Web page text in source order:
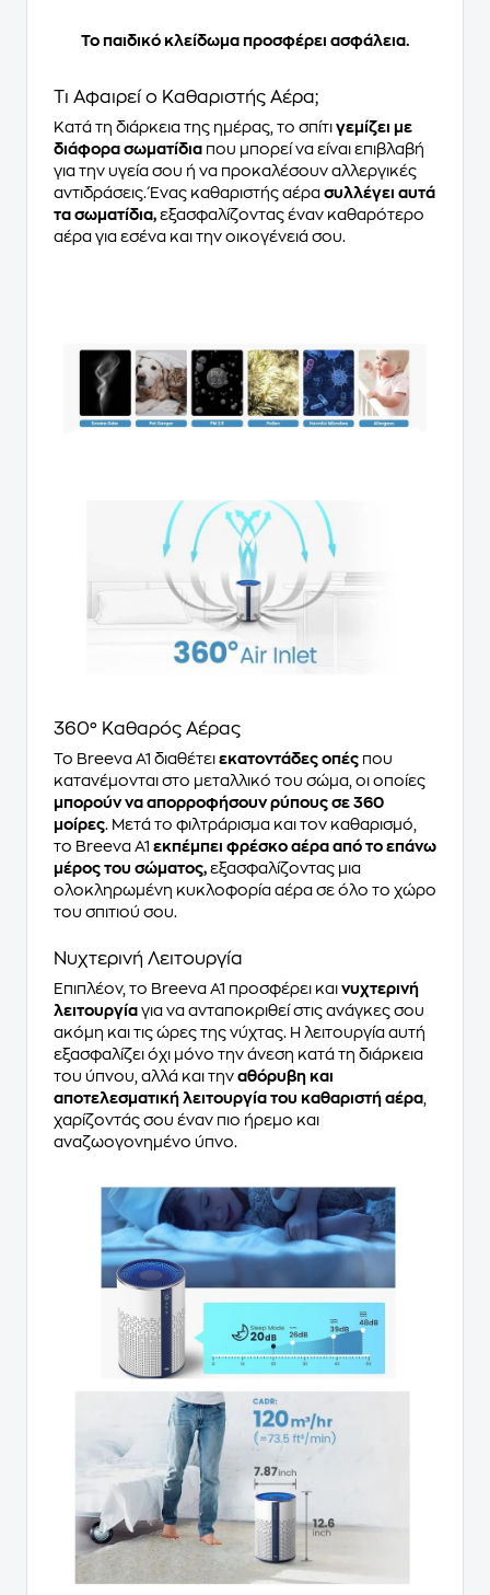
Το παιδικό κλείδωμα προσφέρει ασφάλεια.
Τι Αφαιρεί ο Καθαριστής Αέρα;
Κατά τη διάρκεια της ημέρας, το σπίτι γεμίζει με
διάφορα σωματίδια που μπορεί να είναι επιβλαβή
για την υγεία σου ή να προκαλέσουν αλλεργικές
αντιδράσεις. Ένας καθαριστής αέρα συλλέγει αυτά
τα σωματίδια, εξασφαλίζοντας έναν καθαρότερο
αέρα για εσένα και την οικογένειά σου.
360° Καθαρός Αέρας
Το Breeva A1 διαθέτει εκατοντάδες οπές που
κατανέμονται στο μεταλλικό του σώμα, οι οποίες
μπορούν να απορροφήσουν ρύπους σε 360
μοίρες . Μετά το φιλτράρισμα και τον καθαρισμό,
το Breeva A1 εκπέμπει φρέσκο αέρα από το επάνω
μέρος του σώματος, εξασφαλίζοντας μια
ολοκληρωμένη κυκλοφορία αέρα σε όλο το χώρο
του σπιτιού σου.
Νυχτερινή Λειτουργία
Επιπλέον, το Breeva A1 προσφέρει και νυχτερινή
λειτουργία για να ανταποκριθεί στις ανάγκες σου
ακόμη και τις ώρες της νύχτας. Η λειτουργία αυτή
εξασφαλίζει όχι μόνο την άνεση κατά τη διάρκεια
του ύπνου, αλλά και την αθόρυβη και
αποτελεσματική λειτουργία του καθαριστή αέρα
χαρίζοντάς σου έναν πιο ήρεμο και
αναζωογονημένο ύπνο.